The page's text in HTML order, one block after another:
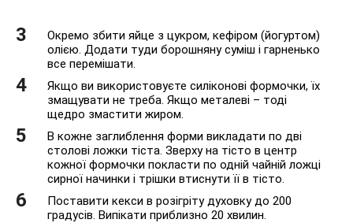
Окремо збити яйце з цукром, кефіром (йогуртом)
олією. Додати туди борошняну суміш і гарненько
все перемішати.
Якщо ви використовуєте силіконові формочки, їх
змащувати не треба. Якщо металеві – тоді
щедро змастити жиром.
В кожне заглиблення форми викладати по дві
столові ложки тіста. Зверху на тісто в центр
кожної формочки покласти по одній чайній ложці
сирної начинки і трішки втиснути її в тісто.
Поставити кекси в розігріту духовку до 200
градусів. Випікати приблизно 20 хвилин.